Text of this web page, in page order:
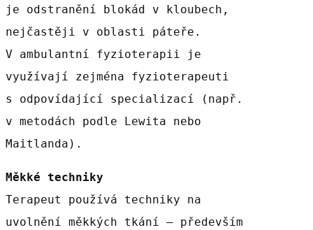
je odstranění blokád v kloubech,
nejčastěji v oblasti páteře.
V ambulantní fyzioterapii je
využívají zejména fyzioterapeuti
s odpovídající specializací (např.
v metodách podle Lewita nebo
Maitlanda).
Měkké techniky
Terapeut používá techniky na
uvolnění měkkých tkání – především